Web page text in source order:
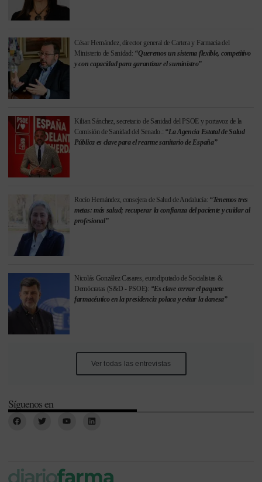
César Hernández, director general de Cartera y Farmacia del
Ministerio de Sanidad: “Queremos un sistema flexible, competitivo
y con capacidad para garantizar el suministro”
Kilian Sánchez, secretario de Sanidad del PSOE y portavoz de la
Comisión de Sanidad del Senado.: “La Agencia Estatal de Salud
Pública es clave para el rearme sanitario de España”
Rocío Hernández, consejera de Salud de Andalucía: “Tenemos tres
metas: más salud; recuperar la confianza del paciente y cuidar al
profesional”
Nicolás González Casares, eurodiputado de Socialistas &
Demócratas (S&D - PSOE): “Es clave cerrar el paquete
farmacéutico en la presidencia polaca y evitar la danesa”
Ver todas las entrevistas
Síguenos en